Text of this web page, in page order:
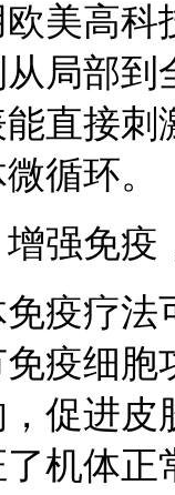
高科技
局部到
能直接
循环。
免疫
疗法可
疫细胞
促进皮
机体正